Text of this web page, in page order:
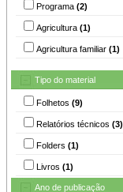
Programa (2)
Agricultura (1)
Agricultura familiar (1)
Tipo do material
Folhetos (9)
Relatórios técnicos (3)
Folders (1)
Livros (1)
Ano de publicação